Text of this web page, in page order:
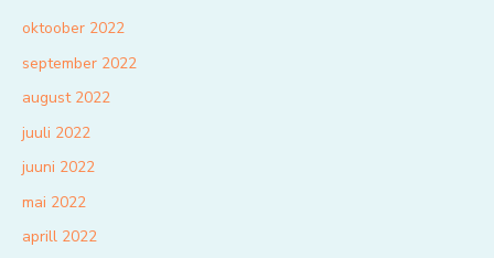
oktoober 2022
september 2022
august 2022
juuli 2022
juuni 2022
mai 2022
aprill 2022